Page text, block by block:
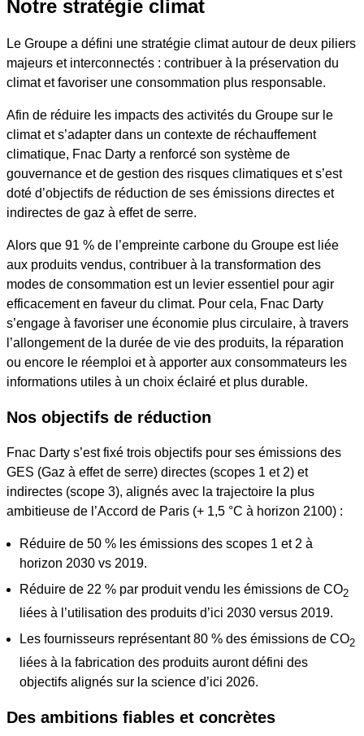
Notre stratégie climat
Le Groupe a défini une stratégie climat autour de deux piliers
majeurs et interconnectés : contribuer à la préservation du
climat et favoriser une consommation plus responsable.
Afin de réduire les impacts des activités du Groupe sur le
climat et s’adapter dans un contexte de réchauffement
climatique, Fnac Darty a renforcé son système de
gouvernance et de gestion des risques climatiques et s’est
doté d’objectifs de réduction de ses émissions directes et
indirectes de gaz à effet de serre.
Alors que 91 % de l’empreinte carbone du Groupe est liée
aux produits vendus, contribuer à la transformation des
modes de consommation est un levier essentiel pour agir
efficacement en faveur du climat. Pour cela, Fnac Darty
s’engage à favoriser une économie plus circulaire, à travers
l’allongement de la durée de vie des produits, la réparation
ou encore le réemploi et à apporter aux consommateurs les
informations utiles à un choix éclairé et plus durable.
Nos objectifs de réduction
Fnac Darty s’est fixé trois objectifs pour ses émissions des
GES (Gaz à effet de serre) directes (scopes 1 et 2) et
indirectes (scope 3), alignés avec la trajectoire la plus
ambitieuse de l’Accord de Paris (+ 1,5 °C à horizon 2100) :
Réduire de 50 % les émissions des scopes 1 et 2 à
horizon 2030 vs 2019.
Réduire de 22 % par produit vendu les émissions de CO2
liées à l’utilisation des produits d’ici 2030 versus 2019.
Les fournisseurs représentant 80 % des émissions de CO2
liées à la fabrication des produits auront défini des
objectifs alignés sur la science d’ici 2026.
Des ambitions fiables et concrètes